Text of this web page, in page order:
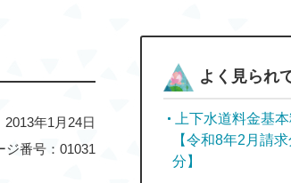
年1月24日
ジ番号：01031
よく見られ
上下水道料金基
【令和8年2月請
分】